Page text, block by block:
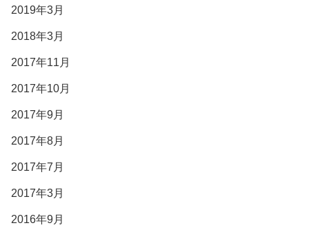
2019年3月
2018年3月
2017年11月
2017年10月
2017年9月
2017年8月
2017年7月
2017年3月
2016年9月